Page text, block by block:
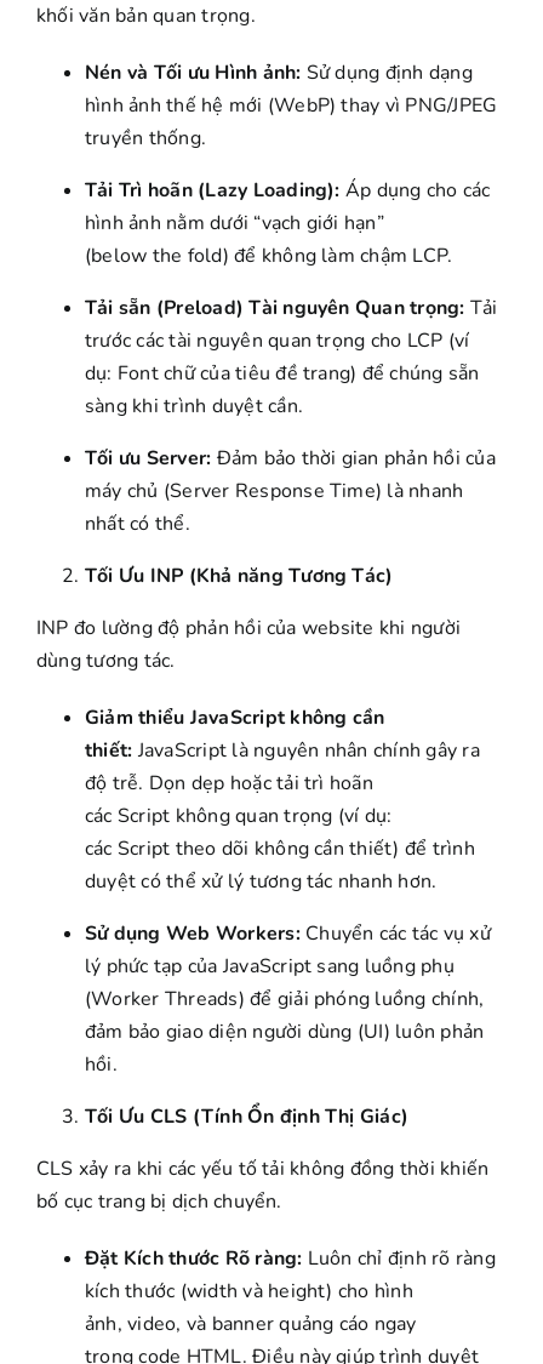
khối văn bản quan trọng.
Nén và Tối ưu Hình ảnh: Sử dụng định dạng
hình ảnh thế hệ mới (WebP) thay vì PNG/JPEG
truyền thống.
Tải Trì hoãn (Lazy Loading): Áp dụng cho các
hình ảnh nằm dưới “vạch giới hạn”
(below the fold) để không làm chậm LCP.
Tải sẵn (Preload) Tài nguyên Quan trọng: Tải
trước các tài nguyên quan trọng cho LCP (ví
dụ: Font chữ của tiêu đề trang) để chúng sẵn
sàng khi trình duyệt cần.
Tối ưu Server: Đảm bảo thời gian phản hồi của
máy chủ (Server Response Time) là nhanh
nhất có thể.
Tối Ưu INP (Khả năng Tương Tác)
INP đo lường độ phản hồi của website khi người
dùng tương tác.
Giảm thiểu JavaScript không cần
thiết: JavaScript là nguyên nhân chính gây ra
độ trễ. Dọn dẹp hoặc tải trì hoãn
các Script không quan trọng (ví dụ:
các Script theo dõi không cần thiết) để trình
duyệt có thể xử lý tương tác nhanh hơn.
Sử dụng Web Workers:Chuyển các tác vụ xử
lý phức tạp của JavaScript sang luồng phụ
(Worker Threads) để giải phóng luồng chính,
đảm bảo giao diện người dùng (UI) luôn phản
hồi.
Tối Ưu CLS (Tính Ổn định Thị Giác)
CLS xảy ra khi các yếu tố tải không đồng thời khiến
bố cục trang bị dịch chuyển.
Đặt Kích thước Rõ ràng: Luôn chỉ định rõ ràng
kích thước (width và height) cho hình
ảnh, video, và banner quảng cáo ngay
trong code HTML. Điều này giúp trình duyệt